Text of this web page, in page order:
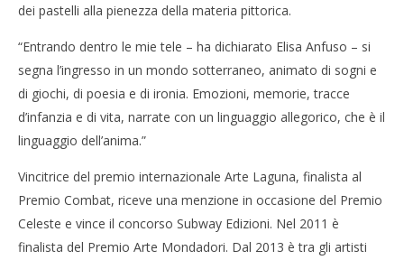
dei pastelli alla pienezza della materia pittorica.
“Entrando dentro le mie tele – ha dichiarato Elisa Anfuso – si
segna l’ingresso in un mondo sotterraneo, animato di sogni e
di giochi, di poesia e di ironia. Emozioni, memorie, tracce
d’infanzia e di vita, narrate con un linguaggio allegorico, che è il
linguaggio dell’anima.”
Vincitrice del premio internazionale Arte Laguna, finalista al
Premio Combat, riceve una menzione in occasione del Premio
Celeste e vince il concorso Subway Edizioni. Nel 2011 è
finalista del Premio Arte Mondadori. Dal 2013 è tra gli artisti